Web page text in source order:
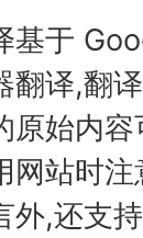
基于
翻译,翻
原始内
网站时注
外,还支